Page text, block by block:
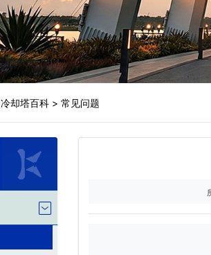
冷却塔百科 > 常见问题